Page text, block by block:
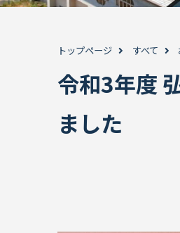
トップページ すべて
令和3年度
ました